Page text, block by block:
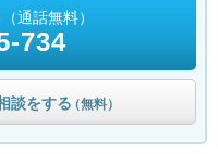
通話無料）
734
談をする（無料）